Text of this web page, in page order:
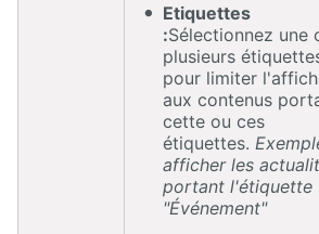
Etiquettes
:Sélectionnez une
plusieurs
pour limiter
aux contenus
cette ou ces
étiquettes.
afficher les
portant l'étiquette
"Événement"